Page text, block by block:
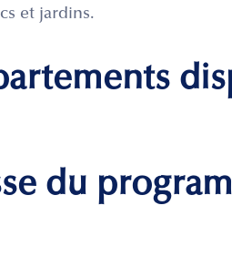
et jardins.
du